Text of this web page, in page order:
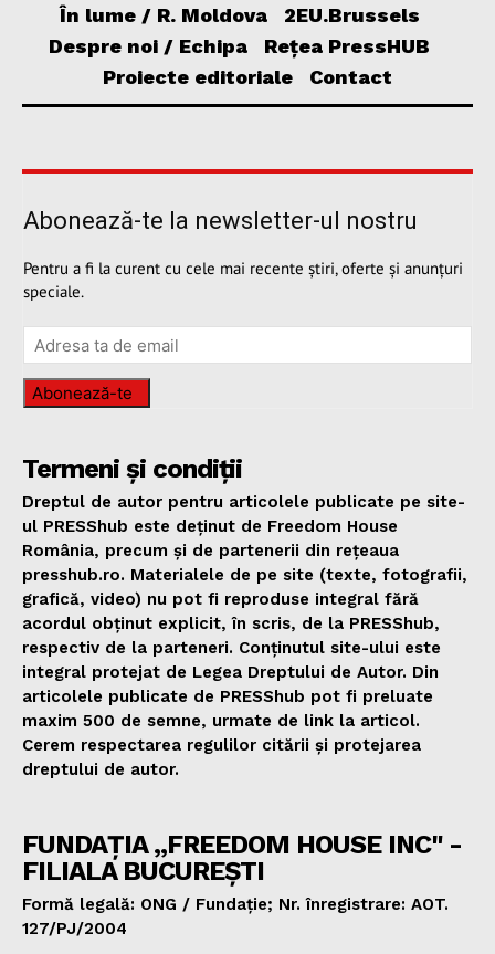
În lume / R. Moldova
2EU.Brussels
Despre noi / Echipa
Rețea PressHUB
Proiecte editoriale
Contact
Abonează-te la newsletter-ul nostru
Pentru a fi la curent cu cele mai recente știri, oferte și anunțuri
speciale.
Abonează-te
Termeni și condiții
Dreptul de autor pentru articolele publicate pe site-
ul PRESShub este deținut de Freedom House
România, precum și de partenerii din rețeaua
presshub.ro. Materialele de pe site (texte, fotografii,
grafică, video) nu pot fi reproduse integral fără
acordul obținut explicit, în scris, de la PRESShub,
respectiv de la parteneri. Conținutul site-ului este
integral protejat de Legea Dreptului de Autor. Din
articolele publicate de PRESShub pot fi preluate
maxim 500 de semne, urmate de link la articol.
Cerem respectarea regulilor citării și protejarea
dreptului de autor.
FUNDAȚIA „FREEDOM HOUSE INC" -
FILIALA BUCUREȘTI
Formă legală: ONG / Fundație; Nr. înregistrare: AOT.
127/PJ/2004